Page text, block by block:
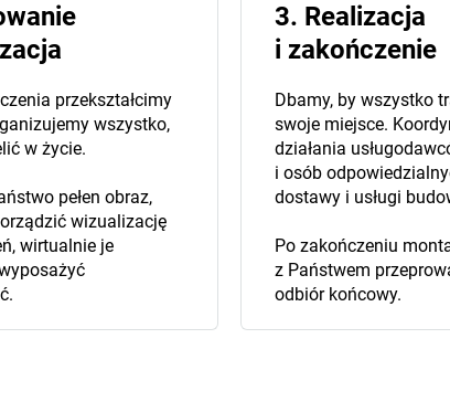
przekształcimy
wszystko,
w życie.
pełen obraz,
wizualizację
wirtualnie je
3. Realizacja
i zakończenie
Dbamy, by wszystko
swoje miejsce.
działania
i osób
dostawy i usługi
Po zakończeniu
z Państwem
odbiór końcowy.